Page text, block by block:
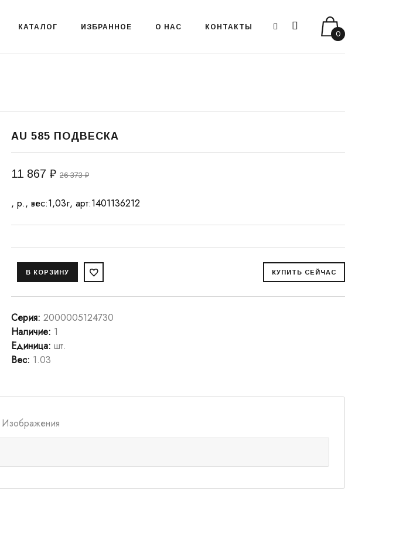
0
КАТАЛОГ ИЗБРАННОЕ О НАС КОНТАКТЫ
AU 585 ПОДВЕСКА
11 867 ₽ 26 373 ₽
, р., вес:1,03г, арт:1401136212
Серия: 2000005124730
Наличие: 1
Единица: шт.
Вес: 1.03
Изображения